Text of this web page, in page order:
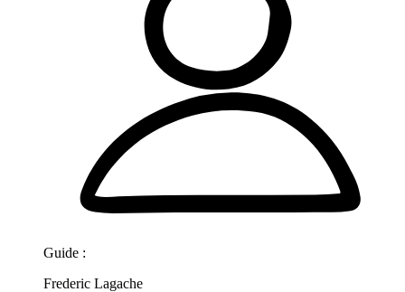
Guide :
Frederic Lagache